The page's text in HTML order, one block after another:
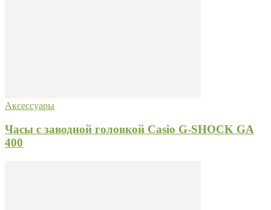
Аксессуары
Часы с заводной головкой Casio G-SHOCK GA
400